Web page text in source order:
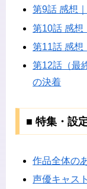
第9話 感想
第10話 感想
第11話 感想
第12話（最
の決着
■ 特集・設
作品全体の
声優キャス